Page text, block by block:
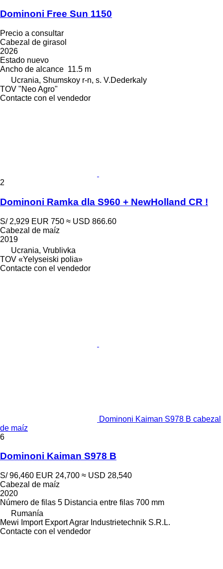
Dominoni Free Sun 1150
Precio a consultar
Cabezal de girasol
2026
Estado nuevo
Ancho de alcance 11.5 m
Ucrania, Shumskoy r-n, s. V.Dederkaly
TOV "Neo Agro"
Contacte con el vendedor
2
Dominoni Ramka dla S960 + NewHolland CR !
S/ 2,929 EUR 750 ≈ USD 866.60
Cabezal de maíz
2019
Ucrania, Vrublivka
TOV «Yelyseiski polia»
Contacte con el vendedor
Dominoni Kaiman S978 B cabezal
de maíz
6
Dominoni Kaiman S978 B
S/ 96,460 EUR 24,700 ≈ USD 28,540
Cabezal de maíz
2020
Número de filas 5 Distancia entre filas 700 mm
Rumanía
Mewi Import Export Agrar Industrietechnik S.R.L.
Contacte con el vendedor